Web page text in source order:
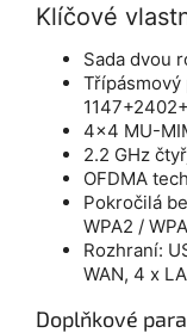
Klíčové
Sada dvou
4x4 MU-
2.2 GHz
OFDMA
Pokročilá
WPA2 /
Rozhraní:
WAN, 4 x
Doplňkové